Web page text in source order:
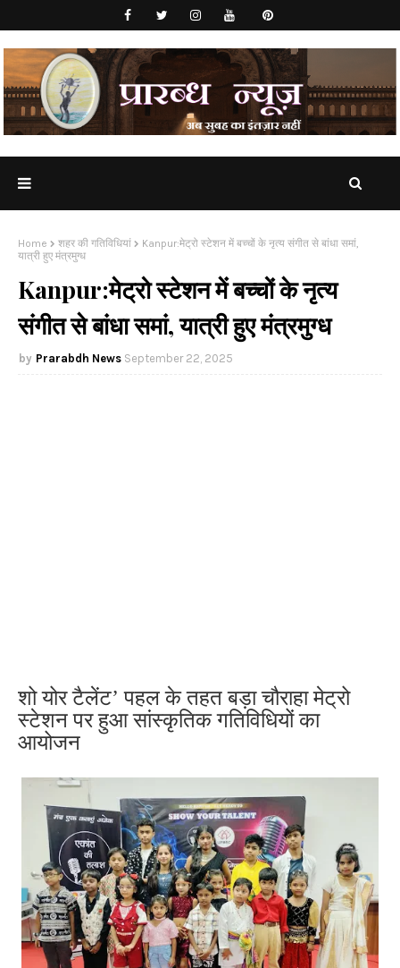
Home शहर की गतिविधियां
Kanpur:मेट्रो स्टेशन में बच्चों के नृत्य संगीत से बांधा समां,
यात्री हुए मंत्रमुग्ध
Kanpur:मेट्रो स्टेशन में बच्चों के नृत्य
संगीत से बांधा समां, यात्री हुए मंत्रमुग्ध
Prarabdh News September 22, 2025
शो योर टैलेंट’ पहल के तहत बड़ा चौराहा मेट्रो
स्टेशन पर हुआ सांस्कृतिक गतिविधियों का
आयोजन